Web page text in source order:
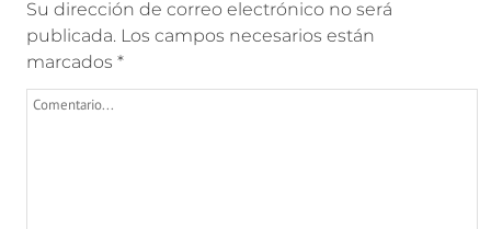
Su dirección de correo electrónico no será
publicada. Los campos necesarios están
marcados *